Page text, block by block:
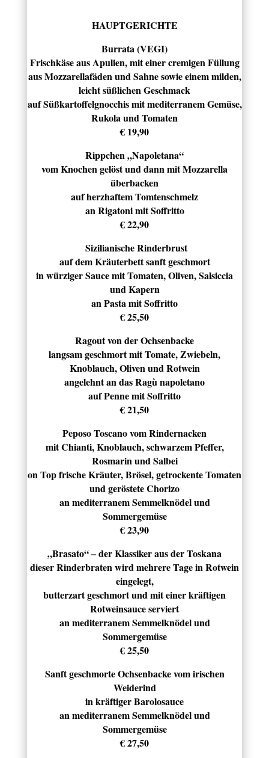
HAUPTGERICHTE
Burrata (VEGI)
Frischkäse aus Apulien, mit einer cremigen Füllung
aus Mozzarellafäden und Sahne sowie einem milden,
leicht süßlichen Geschmack
auf Süßkartoffelgnocchis mit mediterranem Gemüse,
Rukola und Tomaten
€ 19,90
Rippchen „Napoletana“
vom Knochen gelöst und dann mit Mozzarella
überbacken
auf herzhaftem Tomtenschmelz
an Rigatoni mit Soffritto
€ 22,90
Sizilianische Rinderbrust
auf dem Kräuterbett sanft geschmort
in würziger Sauce mit Tomaten, Oliven, Salsiccia
und Kapern
an Pasta mit Soffritto
€ 25,50
Ragout von der Ochsenbacke
langsam geschmort mit Tomate, Zwiebeln,
Knoblauch, Oliven und Rotwein
angelehnt an das Ragù napoletano
auf Penne mit Soffritto
€ 21,50
Peposo Toscano vom Rindernacken
mit Chianti, Knoblauch, schwarzem Pfeffer,
Rosmarin und Salbei
on Top frische Kräuter, Brösel, getrockente Tomaten
und geröstete Chorizo
an mediterranem Semmelknödel und
Sommergemüse
€ 23,90
„Brasato“ – der Klassiker aus der Toskana
dieser Rinderbraten wird mehrere Tage in Rotwein
eingelegt,
butterzart geschmort und mit einer kräftigen
Rotweinsauce serviert
an mediterranem Semmelknödel und
Sommergemüse
€ 25,50
Sanft geschmorte Ochsenbacke vom irischen
Weiderind
in kräftiger Barolosauce
an mediterranem Semmelknödel und
Sommergemüse
€ 27,50